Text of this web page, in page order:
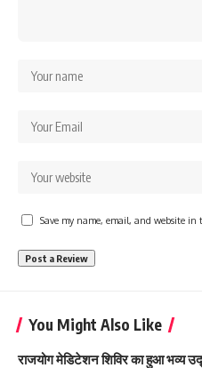
Save my name, email, and website in
You Might Also Like
राजयोग मेडिटेशन शिविर का हुआ भव्य